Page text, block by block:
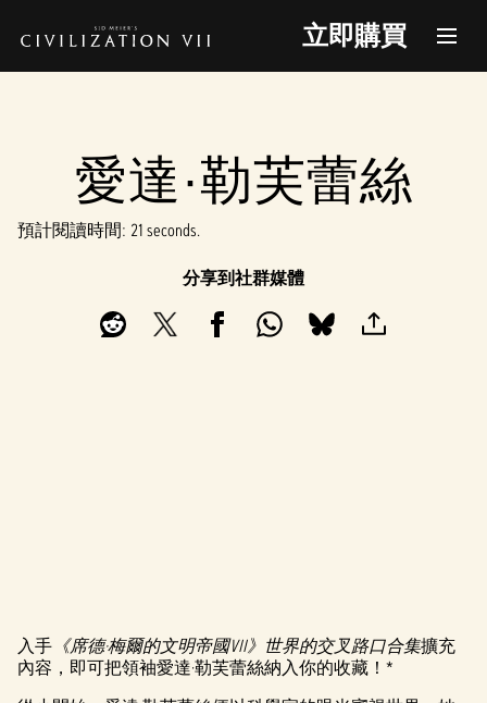
立即購買
愛達·勒芙蕾絲
預計閱讀時間 21 seconds
分享到社群媒體
A
入手 《席德·梅爾的文明帝國VII》世界的交叉路口合集擴充
內容，即可把領袖愛達·勒芙蕾絲納入你的收藏！*